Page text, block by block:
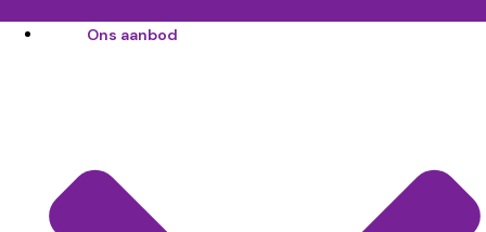
Ons aanbod